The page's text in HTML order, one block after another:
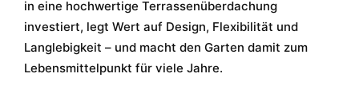
in eine hochwertige Terrassenüberdachung
investiert, legt Wert auf Design, Flexibilität und
Langlebigkeit – und macht den Garten damit zum
Lebensmittelpunkt für viele Jahre.